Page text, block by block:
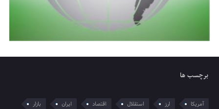
برچسب ها
آمریکا ارز استقلال اقتصاد ایران
بازار